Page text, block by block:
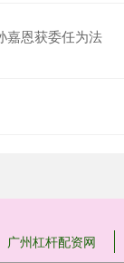
嘉恩获委任为法
广州杠杆配资网